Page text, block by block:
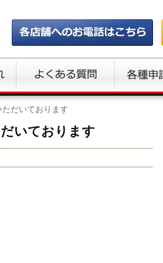
だいております
いております